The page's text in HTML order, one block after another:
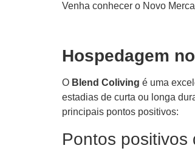
Venha conhecer o Novo
Hospedagem
O Blend Coliving é uma
estadias de curta ou longa
principais pontos positivos:
Pontos positivos